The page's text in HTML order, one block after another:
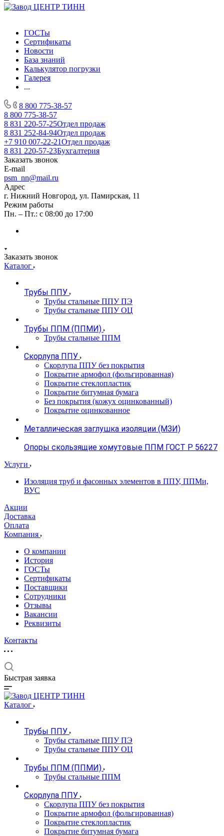
ГОСТы
Сертификаты
Новости
База знаний
Калькулятор погрузки
Галерея
...
8 800 775-38-57
8 800 775-38-57
8 831 220-57-25Отдел продаж
8 831 252-84-94Отдел продаж
+7 910 007-22-21Отдел продаж
8 831 220-57-23Бухгалтерия
Заказать звонок
E-mail
psm_nn@mail.ru
Адрес
г. Нижний Новгород, ул. Памирская, 11
Режим работы
Пн. – Пт.: с 08:00 до 17:00
Заказать звонок
Каталог
Трубы ППУ
Трубы стальные ППУ ПЭ
Трубы стальные ППУ ОЦ
Трубы ППМ (ППМИ)
Трубы стальные ППМ
Скорлупа ППУ
Скорлупа ППУ без покрытия
Покрытие армофол (фольгированная)
Покрытие стеклопластик
Покрытие битумная бумага
Без покрытия (кожух оцинкованный)
Покрытие оцинкованное
Металлическая заглушка изоляции (МЗИ)
Опоры скользящие хомутовые ППМ ГОСТ Р 56227
Услуги
Изоляция труб и фасонных элементов в ППУ, ППМи,
ВУС
Акции
Доставка
Оплата
Компания
О компании
История
ГОСТы
Сертификаты
Поставщики
Сотрудники
Отзывы
Вакансии
Реквизиты
Контакты
Быстрая заявка
Каталог
Трубы ППУ
Трубы стальные ППУ ПЭ
Трубы стальные ППУ ОЦ
Трубы ППМ (ППМИ)
Трубы стальные ППМ
Скорлупа ППУ
Скорлупа ППУ без покрытия
Покрытие армофол (фольгированная)
Покрытие стеклопластик
Покрытие битумная бумага